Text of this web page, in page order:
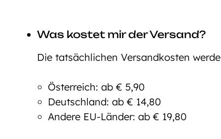
Was kostet mir der Versand?
Die tatsächlichen Versandkosten
Österreich: ab € 5,90
Deutschland: ab € 14,80
Andere EU-Länder: ab € 19,80